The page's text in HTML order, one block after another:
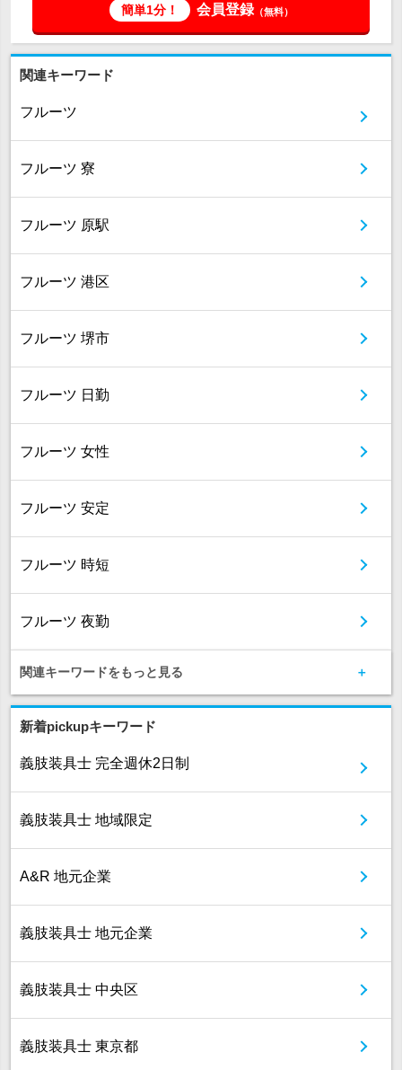
簡単1分！ 会員登録（無料）
関連キーワード
フルーツ
フルーツ 寮
フルーツ 原駅
フルーツ 港区
フルーツ 堺市
フルーツ 日勤
フルーツ 女性
フルーツ 安定
フルーツ 時短
フルーツ 夜勤
関連キーワードをもっと見る
新着pickupキーワード
義肢装具士 完全週休2日制
義肢装具士 地域限定
A&R 地元企業
義肢装具士 地元企業
義肢装具士 中央区
義肢装具士 東京都